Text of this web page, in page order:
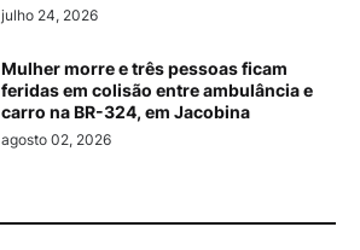
julho 24, 2026
Mulher morre e três pessoas ficam
feridas em colisão entre ambulância e
carro na BR-324, em Jacobina
agosto 02, 2026